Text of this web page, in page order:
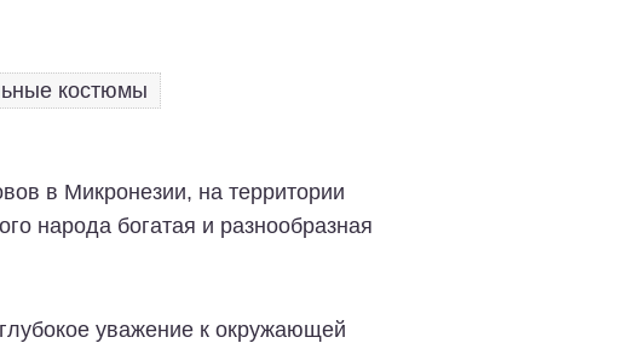
костюмы
в Микронезии, на территории
народа богатая и разнообразная
уважение к окружающей